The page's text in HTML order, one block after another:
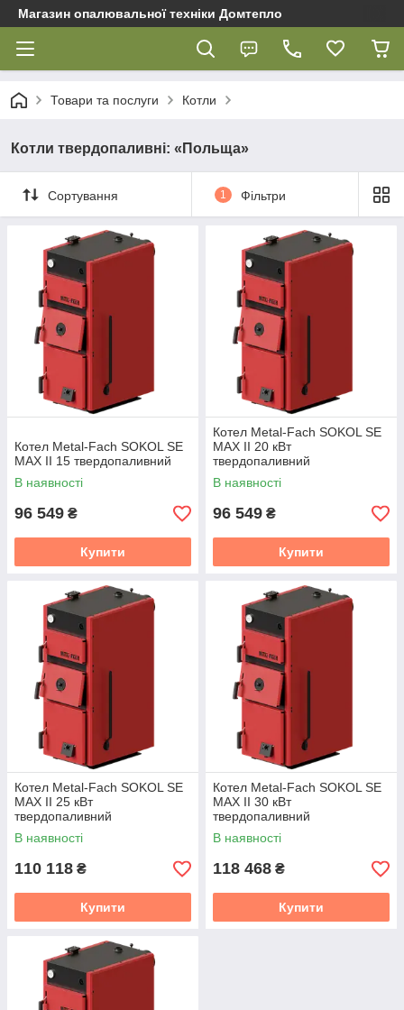
Магазин опалювальної техніки Домтепло
Товари та послуги Котли
Котли твердопаливні: «Польща»
Сортування 1 Фільтри
Котел Metal-Fach SOKOL SE
MAX II 15 твердопаливний
В наявності
96 549 ₴
Купити
Котел Metal-Fach SOKOL SE
MAX II 20 кВт
твердопаливний
В наявності
96 549 ₴
Купити
Котел Metal-Fach SOKOL SE
MAX II 25 кВт
твердопаливний
В наявності
110 118 ₴
Купити
Котел Metal-Fach SOKOL SE
MAX II 30 кВт
твердопаливний
В наявності
118 468 ₴
Купити